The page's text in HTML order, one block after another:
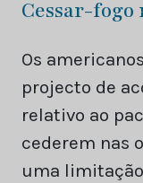
Cessar-fogo
Os
projecto de
relativo ao
cederem nas
uma